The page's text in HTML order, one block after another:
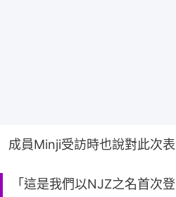
成員Minji受訪時也說對此次表
「這是我們以NJZ之名首次